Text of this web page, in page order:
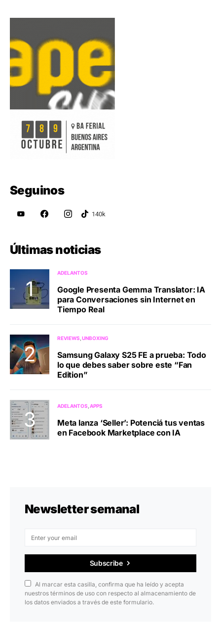
Seguinos
Últimas noticias
ADELANTOS
Google Presenta Gemma Translator: IA
para Conversaciones sin Internet en
Tiempo Real
REVIEWS UNBOXING
Samsung Galaxy S25 FE a prueba: Todo
lo que debes saber sobre este “Fan
Edition”
ADELANTOS APPS
Meta lanza ‘Seller’: Potenciá tus ventas
en Facebook Marketplace con IA
Newsletter semanal
Subscribe
Al marcar esta casilla, confirma que ha leído y acepta
nuestros términos de uso con respecto al almacenamiento de
los datos enviados a través de este formulario.